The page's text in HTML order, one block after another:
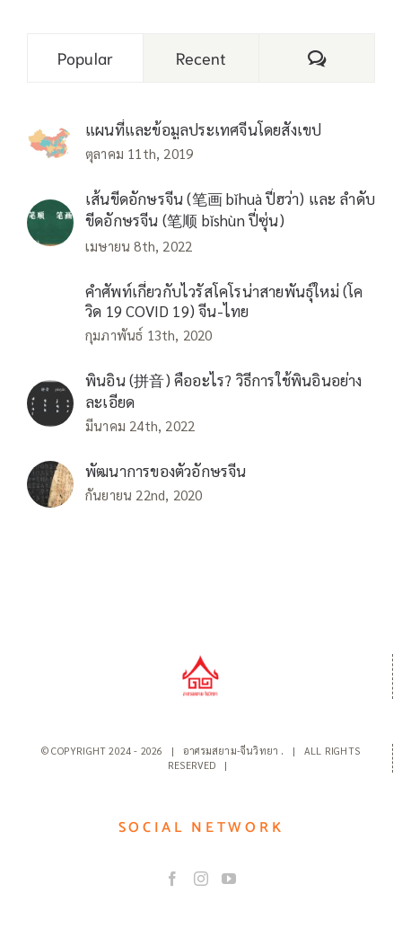
Popular Recent Comments
แผนที่และข้อมูลประเทศจีนโดยสังเขป
ตุลาคม 11th, 2019
เส้นขีดอักษรจีน (笔画 bǐhuà ปี่ฮว่า) และ ลำดับ
ขีดอักษรจีน (笔顺 bǐshùn ปี่ซุ่น)
เมษายน 8th, 2022
คำศัพท์เกี่ยวกับไวรัสโคโรน่าสายพันธุ์ใหม่ (โค
วิด 19 COVID 19) จีน-ไทย
กุมภาพันธ์ 13th, 2020
พินอิน (拼音) คืออะไร? วิธีการใช้พินอินอย่าง
ละเอียด
มีนาคม 24th, 2022
พัฒนาการของตัวอักษรจีน
กันยายน 22nd, 2020
© COPYRIGHT 2024 - 2026 | อาศรมสยาม-จีนวิทยา .
| ALL RIGHTS
RESERVED |
SOCIAL NETWORK